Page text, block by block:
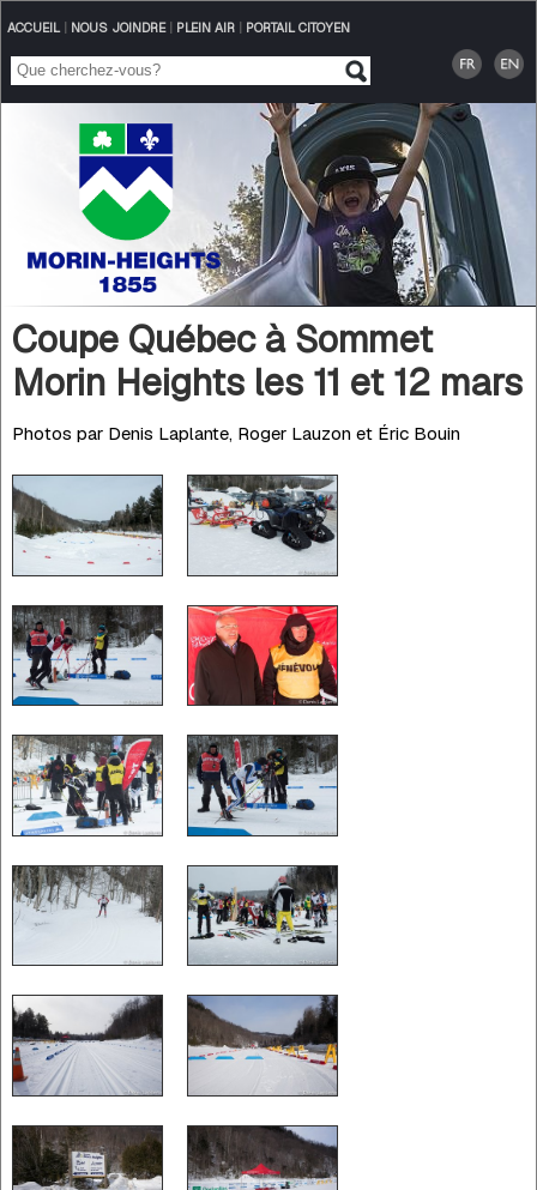
ACCUEIL| NOUS JOINDRE| PLEIN AIR| PORTAIL CITOYEN
Coupe Québec à Sommet
Morin Heights les 11 et 12 mars
Photos par Denis Laplante, Roger Lauzon et Éric Bouin